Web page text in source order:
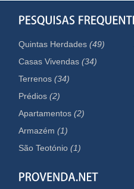
Quintas Herdades(49)
Casas Vivendas(34)
Terrenos(34)
Prédios(2)
Apartamentos(2)
Armazém(1)
São Teotónio(1)